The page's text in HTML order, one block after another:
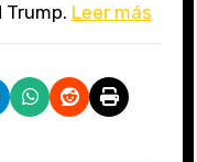
Trump. Leer más